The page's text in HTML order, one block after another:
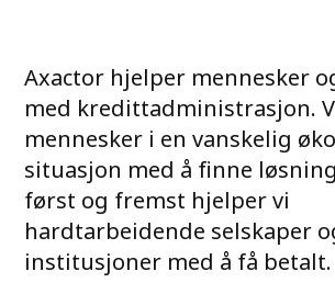
Axactor hjelper mennesker
med kredittadministrasjon.
mennesker i en vanskelig
situasjon med å finne
først og fremst hjelper vi
hardtarbeidende selskaper
institusjoner med å få betalt.